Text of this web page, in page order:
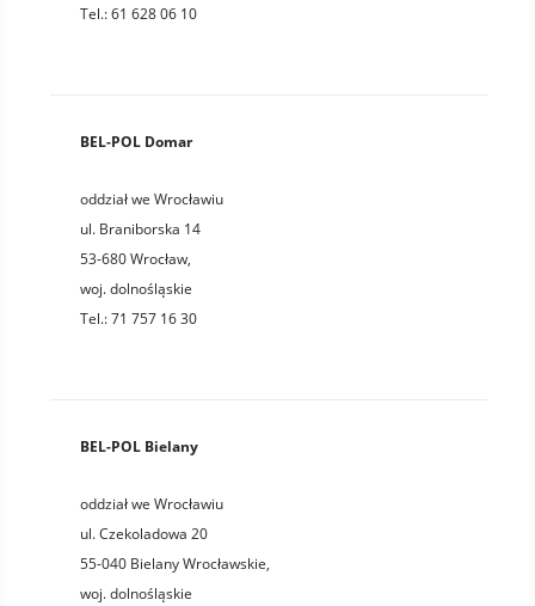
Tel.:61 628 06 10
BEL-POL Domar
oddział we Wrocławiu
ul. Braniborska 14
53-680Wrocław,
woj.dolnośląskie
Tel.:71 757 16 30
BEL-POL Bielany
oddział we Wrocławiu
ul. Czekoladowa 20
55-040 Bielany Wrocławskie,
woj.dolnośląskie